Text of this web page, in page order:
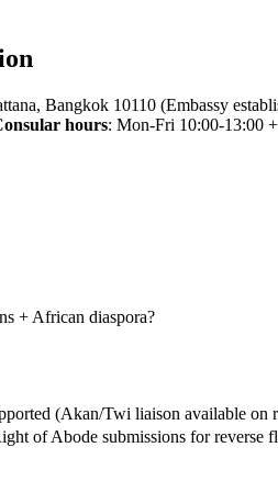
Bangkok 10110 (Embassy
hours: Mon-Fri 10:00-13:00
+ African diaspora?
(Akan/Twi liaison available on
of Abode submissions for